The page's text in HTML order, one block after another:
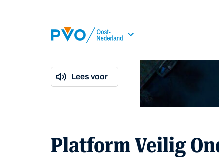
Lees voor
Platform Veilig